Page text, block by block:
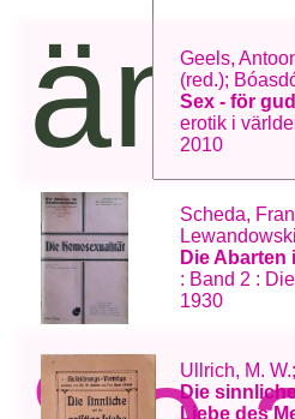
Geels,
(red.);
Sex - för
erotik i
2010
Scheda,
Die Abarten
: Band 2 :
1930
Ullrich, M.
Die
Liebe des